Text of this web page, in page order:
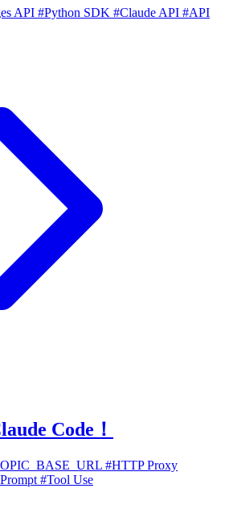
API #Python SDK #Claude API #API
Code！
#HTTP Proxy
#Tool Use